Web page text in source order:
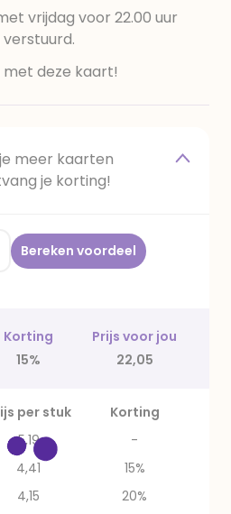
vrijdag voor 22.00 uur
deze kaart!
meer kaarten
je korting!
Bereken voordeel
Korting
Prijs voor jou
15% 22,05
per stuk
Korting
5,19
-
4,41
15%
4,15
20%